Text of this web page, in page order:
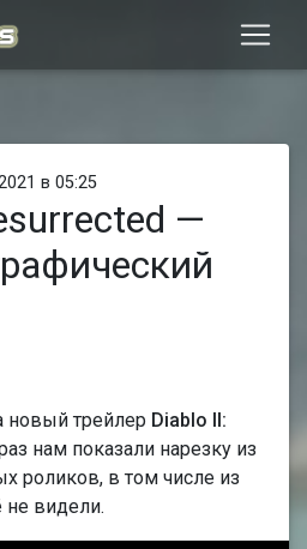
в 05:25
—
новый трейлер Diablo II:
нам показали нарезку из
роликов, в том числе из
видели.